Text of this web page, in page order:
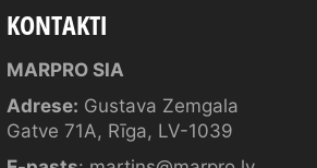
KONTAKTI
MARPRO SIA
Adrese: Gustava Zemgala
Gatve 71A, Rīga, LV-1039